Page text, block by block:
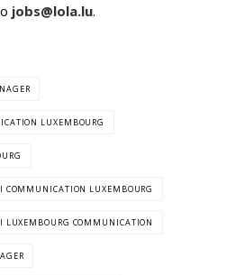
jobs@lola.lu.
LUXEMBOURG
COMMUNICATION LUXEMBOURG
LUXEMBOURG COMMUNICATION